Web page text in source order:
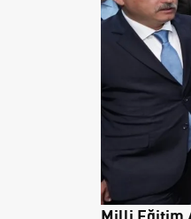
Milli Eğitim